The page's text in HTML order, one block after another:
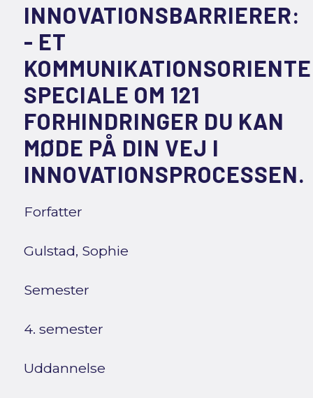
INNOVATIONSBARRIERER:
- ET
SPECIALE OM 121
FORHINDRINGER DU KAN
MØDE PÅ DIN VEJ I
INNOVATIONSPROCESSEN.
Forfatter
Gulstad, Sophie
Semester
4. semester
Uddannelse